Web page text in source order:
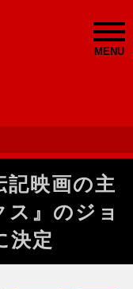
MENU
記映画の主
』のジョ
決定